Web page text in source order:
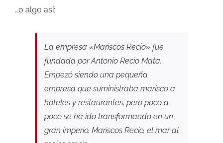
…o algo así:
La empresa «Mariscos Recio» fue
fundada por Antonio Recio Mata.
Empezó siendo una pequeña
empresa que suministraba marisco a
hoteles y restaurantes, pero poco a
poco se ha ido transformando en un
gran imperio. Mariscos Recio, el mar al